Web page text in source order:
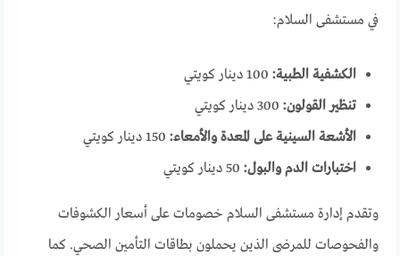
في مستشفى السلام:
الكشفية الطبية:
تنظير القولون:
الأشعة السينية على المعدة والأمعاء:
اختبارات الدم والبول:
وتقدم إدارة مستشفى السلام خصومات على أسعار الكشوفات
والفحوصات للمرضى الذين يحملون بطاقات التأمين الصحي. كما